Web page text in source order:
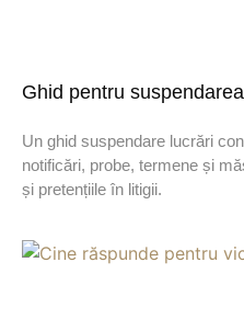
Ghid pentru
Un ghid suspendare lucrări
notificări, probe, termene și
și pretențiile în litigii.